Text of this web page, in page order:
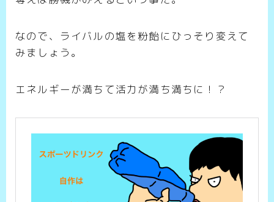
なので、ライバルの塩を粉飴にひっそり変えて
みましょう。
エネルギーが満ちて活力が満ち満ちに！？